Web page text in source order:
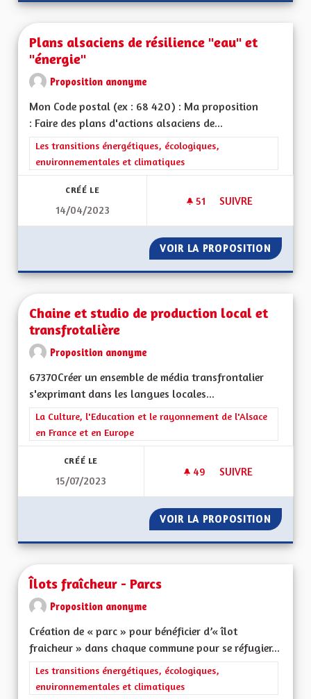
Plans alsaciens de résilience "eau" et
"énergie"
Proposition anonyme
Mon Code postal (ex : 68 420) : Ma proposition
: Faire des plans d'actions alsaciens de...
Filtrer les résultats de la catégorie : Les transitions
Les transitions énergétiques, écologiques,
environnementales et climatiques
CRÉÉ LE
14/04/2023
51 51 ABONNÉS
SUIVRE
VOIR LA PROPOSITION
Chaine et studio de production local et
transfrotalière
Proposition anonyme
67370Créer un ensemble de média transfrontalier
s'exprimant dans les langues locales...
Filtrer les résultats de la catégorie : La Culture, l'Education et
La Culture, l'Education et le rayonnement de l'Alsace
en France et en Europe
CRÉÉ LE
15/07/2023
49 49 ABONNÉS
SUIVRE
VOIR LA PROPOSITION
Îlots fraîcheur - Parcs
Proposition anonyme
Création de « parc » pour bénéficier d’« îlot
fraicheur » dans chaque commune pour se réfugier...
Filtrer les résultats de la catégorie : Les transitions
Les transitions énergétiques, écologiques,
environnementales et climatiques